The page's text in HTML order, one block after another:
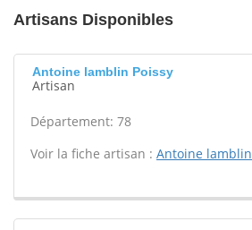
Artisans Disponibles
Antoine lamblin Poissy
Artisan
Département: 78
Voir la fiche artisan : Antoine lamblin